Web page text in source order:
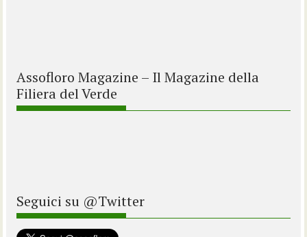
Assofloro Magazine – Il Magazine della
Filiera del Verde
Seguici su @Twitter